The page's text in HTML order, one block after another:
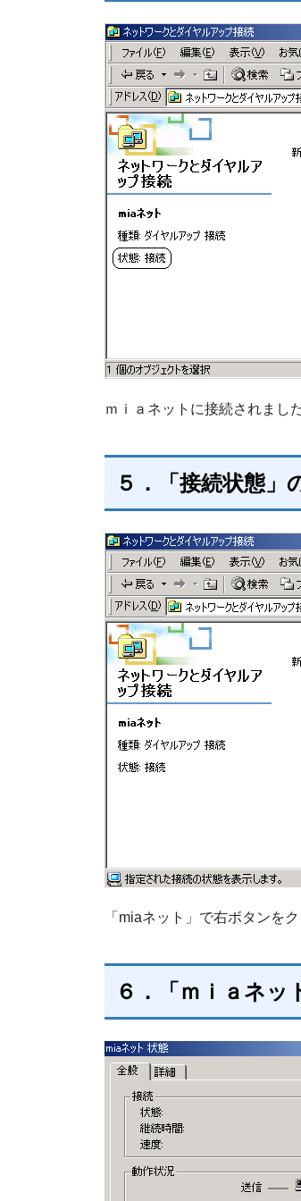
ｍｉａネットに接続されました
５．「接続状態」
「miaネット」で右ボタンを
６．「ｍｉａネッ